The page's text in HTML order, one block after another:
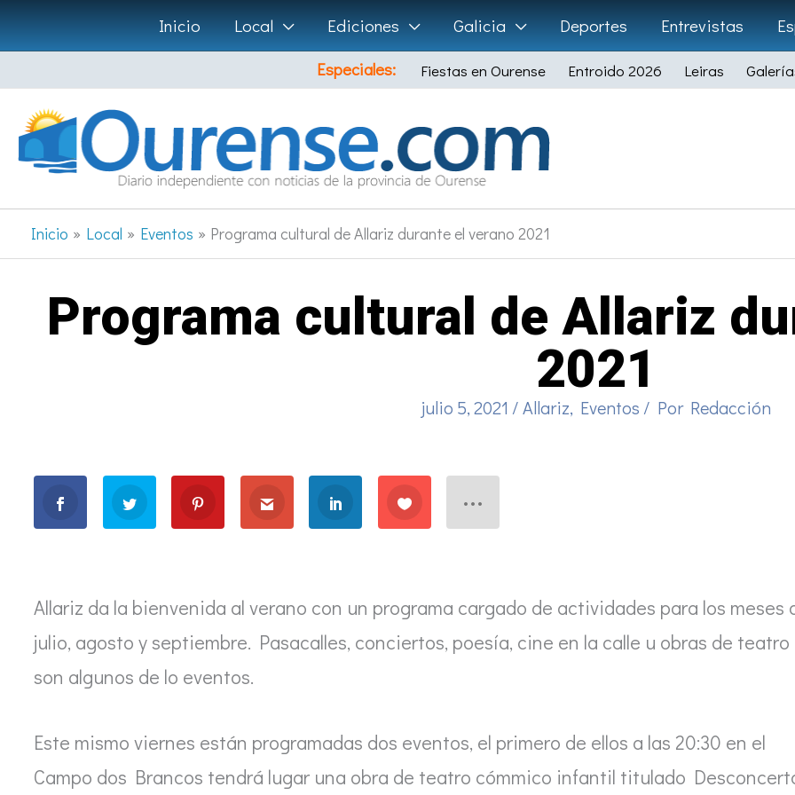
Ir
al
contenido
Inicio Local Ediciones Galicia Deportes Entrevistas
Especiales:
Fiestas en Ourense Entroido 2026 Leiras
Inicio Local Eventos Programa cultural de Allariz durante el verano 2021
Programa cultural de Allariz
2021
julio 5, 2021 /Allariz, Eventos / Por Redacción
Allariz da la bienvenida al verano con un programa cargado de actividades para los meses
julio, agosto y septiembre. Pasacalles, conciertos, poesía, cine en la calle u obras de teatro
son algunos de lo eventos.
Este mismo viernes están programadas dos eventos, el primero de ellos a las 20:30 en el
Campo dos Brancos tendrá lugar una obra de teatro cómmico infantil titulado